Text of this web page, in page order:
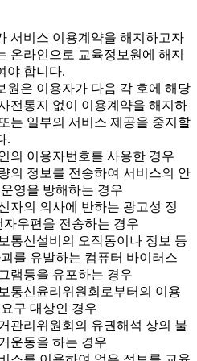
서비스 이용계약을 해지하고자
온라인으로 교육정보원에 해지
야 합니다.
은 이용자가 다음 각 호에 해당
전통지 없이 이용계약을 해지하
는 일부의 서비스 제공을 중지할
.
의 이용자번호를 사용한 경우
의 정보를 전송하여 서비스의 안
영을 방해하는 경우
자의 의사에 반하는 광고성 정
자우편을 전송하는 경우
통신설비의 오작동이나 정보 등
를 유발하는 컴퓨터 바이러스
램등을 유포하는 경우
통신윤리위원회로부터의 이용
구 대상인 경우
관리위원회의 유권해석 상의 불
운동을 하는 경우